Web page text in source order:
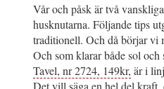
Vår och påsk är två
husknutarna. Följande tips
traditionell. Och då börjar vi
Och som klarar både sol
Tavel, nr 2724, 149kr, är i
Det vill säga en hel del kraft,